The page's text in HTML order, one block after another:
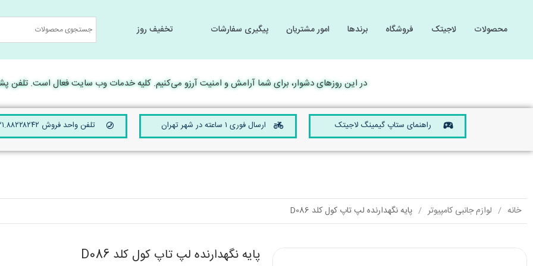
محصولات
کامپیوتر و لپ تاپ
موبایل و تبلت
لاجیتک فروشگاه برندها امور مشتریان پیگیری سفارشات
تخفیف روز
کامپیوتر و لپ تاپ
موبایل و تبلت
در این روزهای دشوار، برای شما آرامش و امنیت آرزو می‌کنیم. کلیه خدمات وب سایت فعال است. تلفن پشتیبانی 24 ساعته
راهنمای ستاپ گیمینگ لاجیتک ارسال فوری ۱ ساعته در شهر تهران تلفن واحد فروش ۰۲۱.۸۸۲۲۸۲۴۲
خانه لوازم جانبی کامپیوتر پایه نگهدارنده لپ تاپ کول کلد D086
پایه نگهدارنده لپ تاپ کول کلد D086